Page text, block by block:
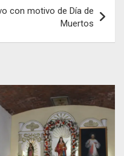
con motivo de Día de
Muertos